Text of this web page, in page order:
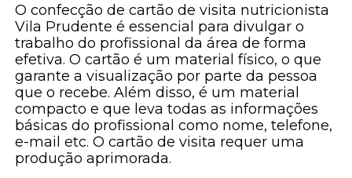
O confecção de cartão de visita nutricionista
Vila Prudente é essencial para divulgar o
trabalho do profissional da área de forma
efetiva. O cartão é um material físico, o que
garante a visualização por parte da pessoa
que o recebe. Além disso, é um material
compacto e que leva todas as informações
básicas do profissional como nome, telefone,
e-mail etc. O cartão de visita requer uma
produção aprimorada.